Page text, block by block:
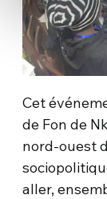
Cet
de Fon de
nord-ouest
aller,